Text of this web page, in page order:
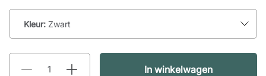
Kleur: Zwart
In winkelwagen